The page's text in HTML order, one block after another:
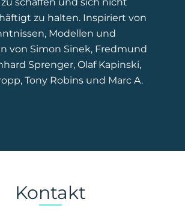
schaffen und sich nicht
zu halten. Inspiriert von
Modellen und
von Simon Sinek, Fredmund
Sprenger, Olaf Kapinski,
Tony Robins und Marc A.
Kontakt